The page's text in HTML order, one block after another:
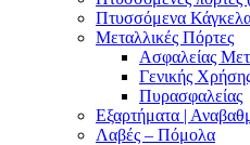
Πτυσσόμενα
Μεταλλικές Πόρτες
Ασφαλείας
Γενικής
Πυρασφαλείας
Εξαρτήματα |
Λαβές – Πόμολα